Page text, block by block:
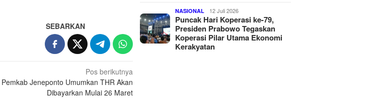
SEBARKAN
Pos berikutnya
Pemkab Jeneponto Umumkan THR Akan
Dibayarkan Mulai 26 Maret
NASIONAL 12 Juli 2026
Puncak Hari Koperasi ke-79,
Presiden Prabowo Tegaskan
Koperasi Pilar Utama Ekonomi
Kerakyatan